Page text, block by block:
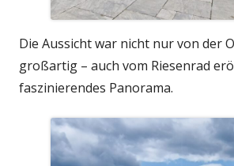
Die Aussicht war nicht nur von der
großartig – auch vom Riesenrad
faszinierendes Panorama.